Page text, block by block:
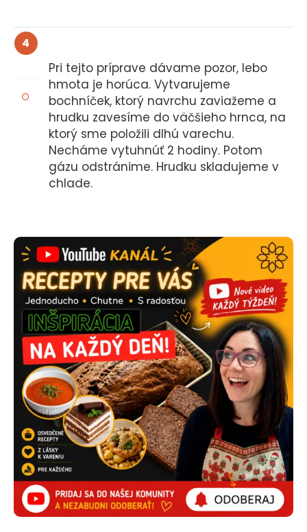
4
Pri tejto príprave dávame pozor, lebo
hmota je horúca. Vytvarujeme
bochníček, ktorý navrchu zaviažeme a
hrudku zavesíme do väčšieho hrnca, na
ktorý sme položili dlhú varechu.
Necháme vytuhnúť 2 hodiny. Potom
gázu odstránime. Hrudku skladujeme v
chlade.